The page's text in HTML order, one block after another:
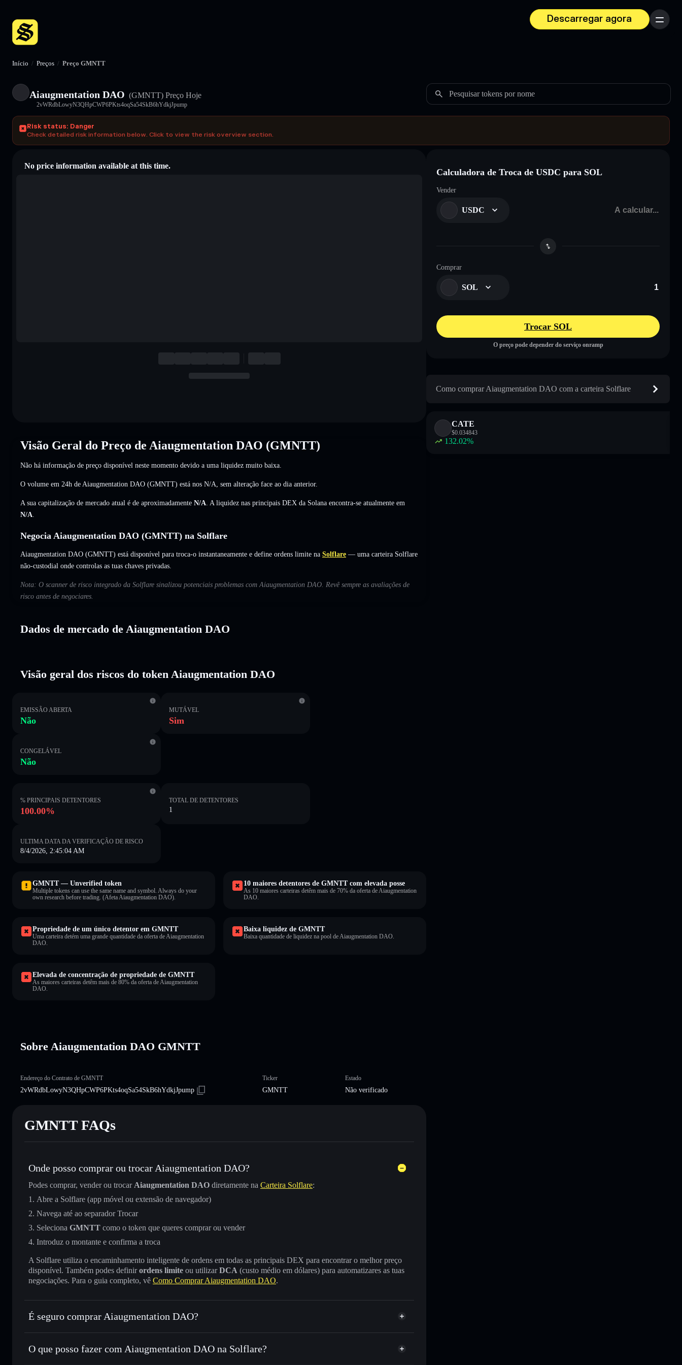
Descarregar agora
Menu
Início / Preços / Preço GMNTT
Aiaugmentation DAO (GMNTT) Preço Hoje
2vWRdbLowyN3QHpCWP6PKts4oqSa54SkB6hYdkjJpump
Pesquisar tokens por nome
Risk status: Danger
Check detailed risk information below. Click to view the risk overview section.
No price information available at this time.
Visão Geral do Preço de Aiaugmentation DAO (GMNTT)
Não há informação de preço disponível neste momento devido a uma liquidez muito baixa.
O volume em 24h de Aiaugmentation DAO (GMNTT) está nos N/A sem alteração face ao dia anterior.
A sua capitalização de mercado atual é de aproximadamente N/A . A liquidez nas principais DEX da Solana encontra-se atualmente em
N/A
Negocia Aiaugmentation DAO (GMNTT) na Solflare
Aiaugmentation DAO (GMNTT) está disponível para troca-o instantaneamente e define ordens limite na Solflare — uma carteira Solflare
não-custodial onde controlas as tuas chaves privadas.
Nota: O scanner de risco integrado da Solflare sinalizou potenciais problemas com Aiaugmentation DAO. Revê sempre as avaliações de
risco antes de negociares.
Dados de mercado de Aiaugmentation DAO
Visão geral dos riscos do token Aiaugmentation DAO
EMISSÃO ABERTA
Não
MUTÁVEL
Sim
CONGELÁVEL
Não
% PRINCIPAIS DETENTORES
100.00%
TOTAL DE DETENTORES
1
ULTIMA DATA DA VERIFICAÇÃO DE RISCO
8/4/2026, 2:45:04 AM
GMNTT — Unverified token
Multiple tokens can use the same name and symbol. Always do your
own research before trading. (Afeta Aiaugmentation DAO).
10 maiores detentores de GMNTT com elevada posse
As 10 maiores carteiras detêm mais de 70% da oferta de Aiaugmentation
DAO.
Propriedade de um único detentor em GMNTT
Uma carteira detém uma grande quantidade da oferta de Aiaugmentation
DAO.
Baixa liquidez de GMNTT
Baixa quantidade de liquidez na pool de Aiaugmentation DAO.
Elevada de concentração de propriedade de GMNTT
As maiores carteiras detêm mais de 80% da oferta de Aiaugmentation
DAO.
Sobre Aiaugmentation DAO GMNTT
Endereço do Contrato de GMNTT
2vWRdbLowyN3QHpCWP6PKts4oqSa54SkB6hYdkjJpump
Ticker
GMNTT
Estado
Não verificado
GMNTT FAQs
Onde posso comprar ou trocar Aiaugmentation DAO?
Podes comprar, vender ou trocar Aiaugmentation DAO diretamente na Carteira Solflare:
Abre a Solflare (app móvel ou extensão de navegador)
Navega até ao separador Trocar
Seleciona GMNTT como o token que queres comprar ou vender
Introduz o montante e confirma a troca
A Solflare utiliza o encaminhamento inteligente de ordens em todas as principais DEX para encontrar o melhor preço
disponível. Também podes definirordens limite ou utilizarDCA (custo médio em dólares) para automatizares as tuas
negociações. Para o guia completo, vê Como Comprar Aiaugmentation DAO.
É seguro comprar Aiaugmentation DAO?
Aiaugmentation DAO não está verificado
O que posso fazer com Aiaugmentation DAO na Solflare?
Calculadora de Troca de USDC para SOL
Vender
USDC
Comprar
SOL
Trocar SOL
O preço pode depender do serviço onramp
Como comprar Aiaugmentation DAO com a carteira Solflare
CATE
$0.034843
132.02%